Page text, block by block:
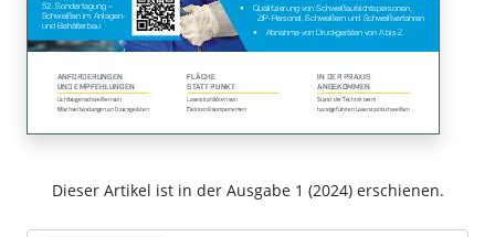
Dieser Artikel ist in der Ausgabe 1 (2024) erschienen.